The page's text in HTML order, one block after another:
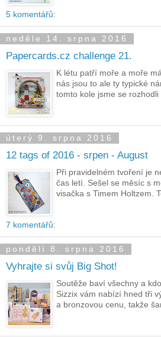
5 komentářů:
neděle 14. srpna 2016
Papercards.cz challenge 21.
K létu patří moře a moře
nás jsou to ale ty typické
tomto kole jsme se rozhodli
úterý 9. srpna 2016
12 tags of 2016 - srpen - August
Při pravidelném tvoření je
čas letí. Sešel se měsíc s
visačka s Timem Holtzem.
7 komentářů:
pondělí 8. srpna 2016
Vyhrajte si svůj Big Shot!
Soutěže baví všechny a
Sizzix vám nabízí hned tři
a bronzovou cenu, takže